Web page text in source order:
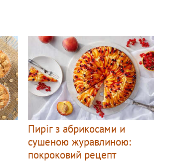
Пиріг з абрикосами и
сушеною журавлиною:
покроковий рецепт